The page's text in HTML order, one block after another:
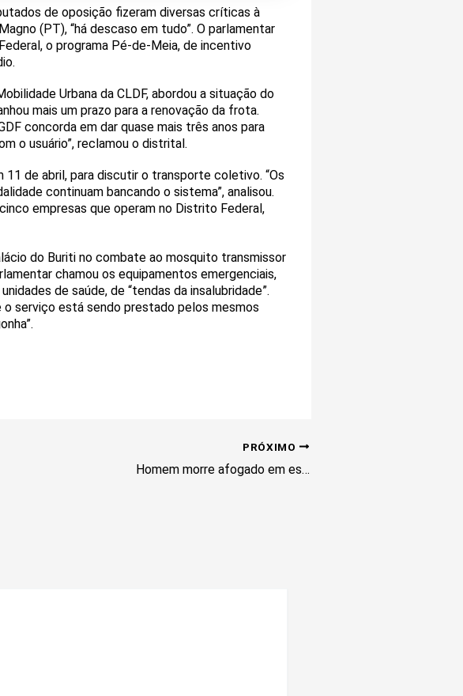
de oposição fizeram diversas críticas à
(PT), “há descaso em tudo”. O parlamentar
o programa Pé-de-Meia, de incentivo
Urbana da CLDF, abordou a situação do
mais um prazo para a renovação da frota.
concorda em dar quase mais três anos para
o usuário”, reclamou o distrital.
de abril, para discutir o transporte coletivo. “Os
continuam bancando o sistema”, analisou.
empresas que operam no Distrito Federal,
do Buriti no combate ao mosquito transmissor
chamou os equipamentos emergenciais,
de saúde, de “tendas da insalubridade”.
o serviço está sendo prestado pelos mesmos
PRÓXIMO
Homem morre afogado em espelho d’água em frente ao Palácio do Buriti